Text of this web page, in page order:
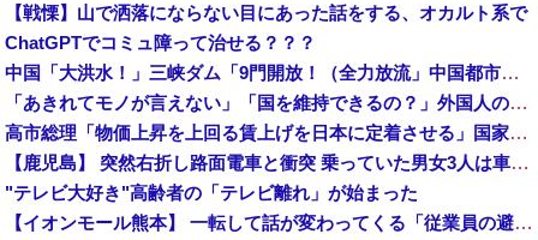
【戦慄】山で洒落にならない目にあった話をする、オカルト系で
ChatGPTでコミュ障って治せる？？？
中国「大洪水！」三峡ダム「9門開放！（全力放流」中国都市「三峡沿線の道路水没」中国政府「高速道路封鎖！」中国ダム「緊急放流に合わせて開門（土砂崩れ発生」→
「あきれてモノが言えない」「国を維持できるの？」外国人の永住許可要件の厳格化で在日中国人の本音は？
高市総理「物価上昇を上回る賃上げを日本に定着させる」国家公務員月給3.51％増へ 地方公務員も追随する見通し
【鹿児島】 突然右折し路面電車と衝突 乗っていた男女3人は車を放置しダッシュで逃走中
"テレビ大好き"高齢者の「テレビ離れ」が始まった
【イオンモール熊本】 一転して話が変わってくる「従業員の避難誘導の証言が複数」イオン側が社内規定に抵触していた疑い